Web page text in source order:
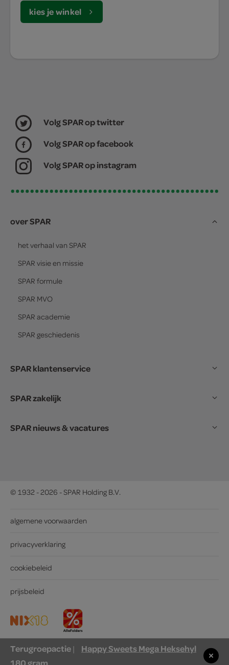
kies je winkel
Volg SPAR op twitter
Volg SPAR op facebook
Volg SPAR op instagram
over SPAR
het verhaal van SPAR
SPAR visie en missie
SPAR formule
SPAR MVO
SPAR academie
SPAR geschiedenis
SPAR klantenservice
SPAR zakelijk
SPAR nieuws & vacatures
© 1932 - 2026 - SPAR Holding B.V.
algemene voorwaarden
privacyverklaring
cookiebeleid
prijsbeleid
Terugroepactie|
Happy Sweets Mega Heksehyl